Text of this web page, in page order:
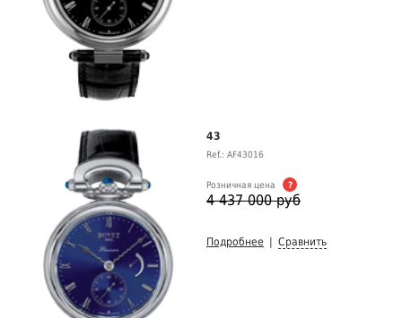
43
Ref.: AF43016
Розничная цена ?
4 437 000 руб
Подробнее Сравнить